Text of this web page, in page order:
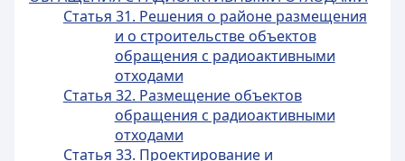
Статья 31. Решения о районе размещения
и о строительстве объектов
обращения с радиоактивными
отходами
Статья 32. Размещение объектов
обращения с радиоактивными
отходами
Статья 33. Проектирование и